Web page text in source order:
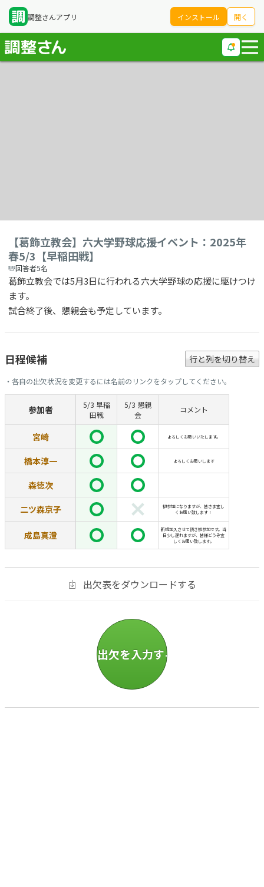
調整さんアプリ インストール 開く
【葛飾立教会】六大学野球応援イベント：2025年
春5/3【早稲田戦】
回答者5名
葛飾立教会では5月3日に行われる六大学野球の応援に駆けつけ
ます。
試合終了後、懇親会も予定しています。
日程候補 行と列を切り替え
・各自の出欠状況を変更するには名前のリンクをタップしてください。
参加者
5/3 早稲
田戦
5/3 懇親
会
コメント
宮崎 よろしくお願いいたします。
橋本淳一 よろしくお願いします
森徳次
二ツ森京子
初参加になりますが、皆さま宜し
くお願い致します！
成島真澄
新規加入させて頂き初参加です。当
日少し遅れますが、皆様どうぞ宜
しくお願い致します。
出欠表をダウンロードする